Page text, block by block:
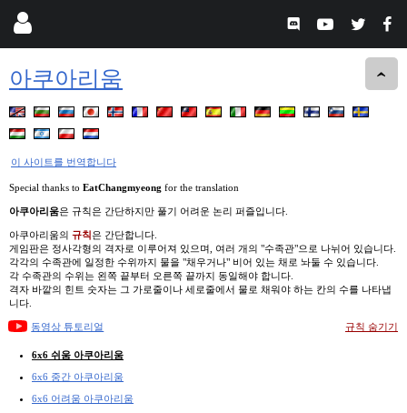
아쿠아리움
이 사이트를 번역합니다
Special thanks to EatChangmyeong for the translation
아쿠아리움은 규칙은 간단하지만 풀기 어려운 논리 퍼즐입니다.
아쿠아리움의 규칙은 간단합니다.
게임판은 정사각형의 격자로 이루어져 있으며, 여러 개의 "수족관"으로 나뉘어 있습니다.
각각의 수족관에 일정한 수위까지 물을 "채우거나" 비어 있는 채로 놔둘 수 있습니다.
각 수족관의 수위는 왼쪽 끝부터 오른쪽 끝까지 동일해야 합니다.
격자 바깥의 힌트 숫자는 그 가로줄이나 세로줄에서 물로 채워야 하는 칸의 수를 나타냅
니다.
동영상 튜토리얼 규칙 숨기기
6x6 쉬움 아쿠아리움
6x6 중간 아쿠아리움
6x6 어려움 아쿠아리움